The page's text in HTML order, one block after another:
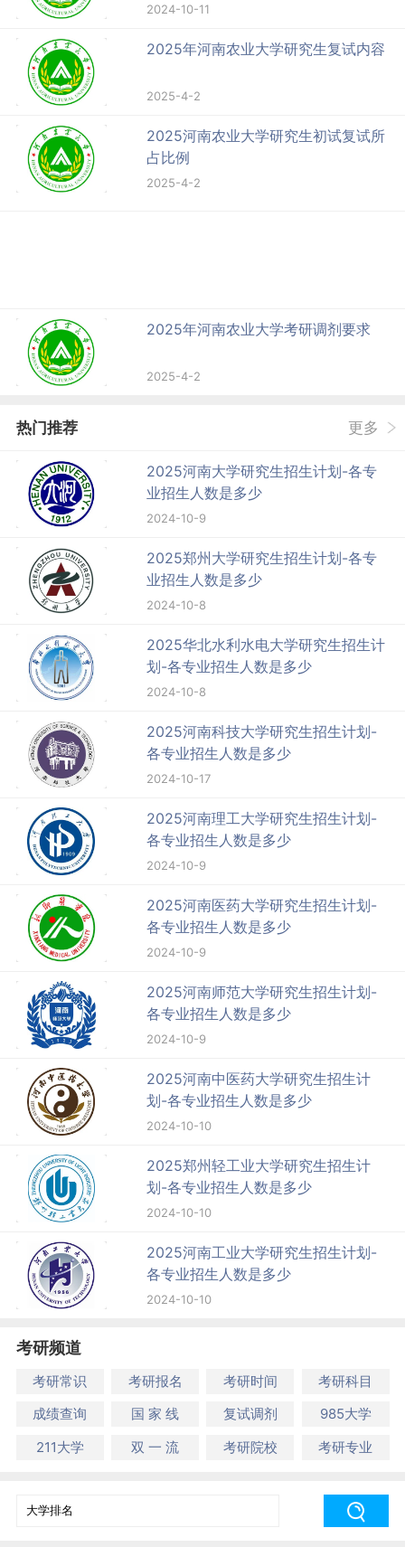
2024-10-11
2025年河南农业大学研究生复试内容
2025-4-2
2025河南农业大学研究生初试复试所
占比例
2025-4-2
2025年河南农业大学考研调剂要求
2025-4-2
热门推荐 更多
2025河南大学研究生招生计划-各专
业招生人数是多少
2024-10-9
2025郑州大学研究生招生计划-各专
业招生人数是多少
2024-10-8
2025华北水利水电大学研究生招生计
划-各专业招生人数是多少
2024-10-8
2025河南科技大学研究生招生计划-
各专业招生人数是多少
2024-10-17
2025河南理工大学研究生招生计划-
各专业招生人数是多少
2024-10-9
2025河南医药大学研究生招生计划-
各专业招生人数是多少
2024-10-9
2025河南师范大学研究生招生计划-
各专业招生人数是多少
2024-10-9
2025河南中医药大学研究生招生计
划-各专业招生人数是多少
2024-10-10
2025郑州轻工业大学研究生招生计
划-各专业招生人数是多少
2024-10-10
2025河南工业大学研究生招生计划-
各专业招生人数是多少
2024-10-10
考研频道
考研常识 考研报名 考研时间
考研科目
成绩查询
国 家 线 复试调剂
985大学
211大学
双 一 流 考研院校 考研专业